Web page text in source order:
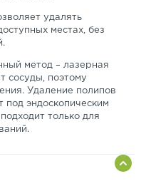
удалять
местах, без
метод – лазерная
сосуды, поэтому
Удаление полипов
под эндоскопическим
только для